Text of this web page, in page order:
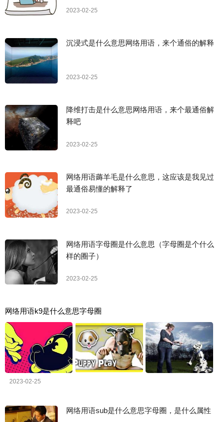
2023-02-25
沉浸式是什么意思网络用语，来个通俗的解释
2023-02-25
降维打击是什么意思网络用语，来个最通俗解
释吧
2023-02-25
网络用语薅羊毛是什么意思，这应该是我见过
最通俗易懂的解释了
2023-02-25
网络用语字母圈是什么意思（字母圈是个什么
样的圈子）
2023-02-25
网络用语k9是什么意思字母圈
2023-02-25
网络用语sub是什么意思字母圈，是什么属性